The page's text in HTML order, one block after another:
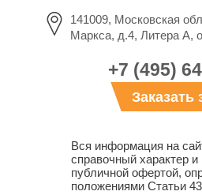
141009, Московская
Маркса, д.4, Литера А,
+7 (495)
Заказать
Вся информация на
справочный характер и
публичной офертой,
положениями Статьи